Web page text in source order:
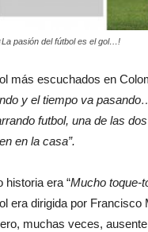
pasión del fútbol es el gol…!
más escuchados en
y el tiempo va
futbol, una de las
en la casa”.
historia era “Mucho toque-
era dirigida por
muchas veces,